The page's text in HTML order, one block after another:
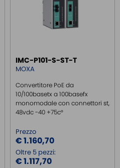
IMC-P101-S-ST-T
MOXA
Convertitore PoE da
10/100basetx a 100basefx
monomodale con connettori st,
48vdc -40 +75c°
Prezzo
€ 1.160,70
Oltre 5 pezzi:
€ 1.117,70